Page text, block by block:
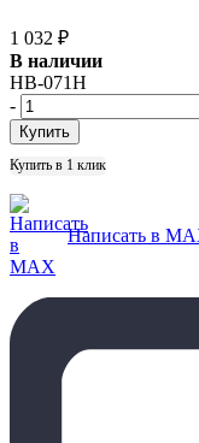
1 032 ₽
В наличии
HB-071H
-
Купить в 1 клик
Написать в